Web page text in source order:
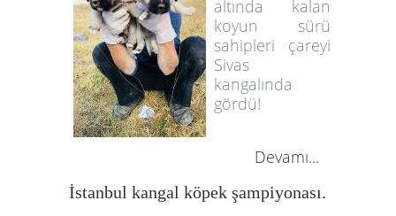
altında kalan
koyun sürü
sahipleri çareyi
Sivas
kangalında
gördü!
Devamı...
İstanbul kangal köpek şampiyonası.